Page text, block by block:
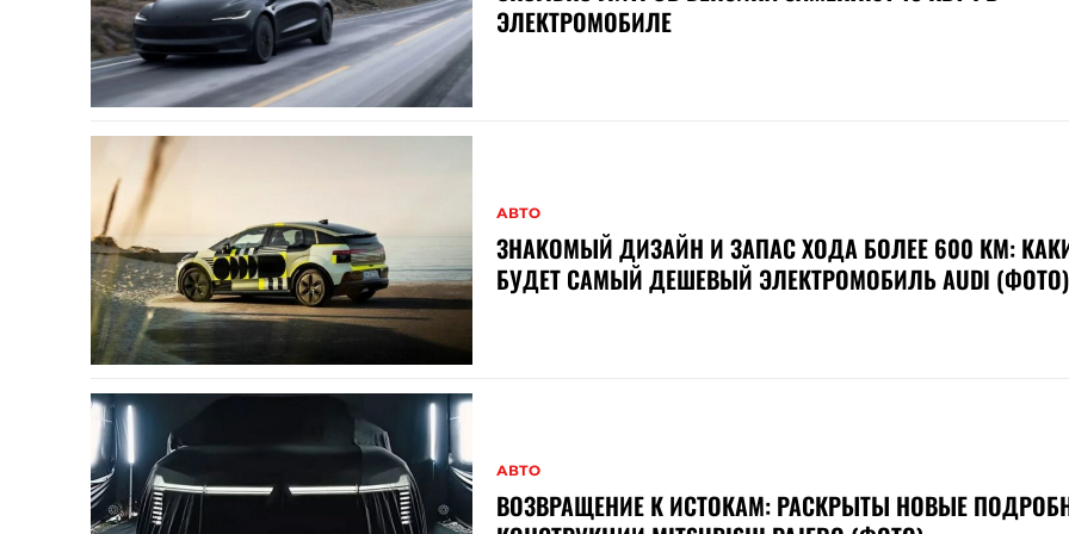
ЭЛЕКТРОМОБИЛЕ
АВТО
ЗНАКОМЫЙ ДИЗАЙН И ЗАПАС ХОДА БОЛЕЕ 600 КМ:
БУДЕТ САМЫЙ ДЕШЕВЫЙ ЭЛЕКТРОМОБИЛЬ AUDI (ФОТО)
АВТО
ВОЗВРАЩЕНИЕ К ИСТОКАМ: РАСКРЫТЫ НОВЫЕ